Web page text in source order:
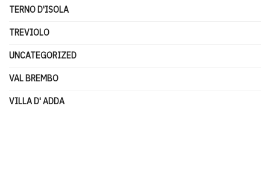
TERNO D'ISOLA
TREVIOLO
UNCATEGORIZED
VAL BREMBO
VILLA D' ADDA